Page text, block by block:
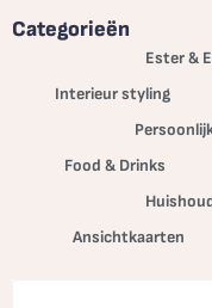
Categorieën
Ester &
Interieur styling
Food & Drinks
Ansichtkaarten